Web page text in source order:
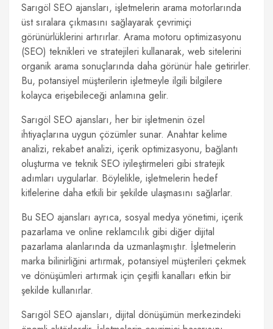
Sarıgöl SEO ajansları, işletmelerin arama motorlarında
üst sıralara çıkmasını sağlayarak çevrimiçi
görünürlüklerini artırırlar. Arama motoru optimizasyonu
(SEO) teknikleri ve stratejileri kullanarak, web sitelerini
organik arama sonuçlarında daha görünür hale getirirler.
Bu, potansiyel müşterilerin işletmeyle ilgili bilgilere
kolayca erişebileceği anlamına gelir.
Sarıgöl SEO ajansları, her bir işletmenin özel
ihtiyaçlarına uygun çözümler sunar. Anahtar kelime
analizi, rekabet analizi, içerik optimizasyonu, bağlantı
oluşturma ve teknik SEO iyileştirmeleri gibi stratejik
adımları uygularlar. Böylelikle, işletmelerin hedef
kitlelerine daha etkili bir şekilde ulaşmasını sağlarlar.
Bu SEO ajansları ayrıca, sosyal medya yönetimi, içerik
pazarlama ve online reklamcılık gibi diğer dijital
pazarlama alanlarında da uzmanlaşmıştır. İşletmelerin
marka bilinirliğini artırmak, potansiyel müşterileri çekmek
ve dönüşümleri artırmak için çeşitli kanalları etkin bir
şekilde kullanırlar.
Sarıgöl SEO ajansları, dijital dönüşümün merkezindeki